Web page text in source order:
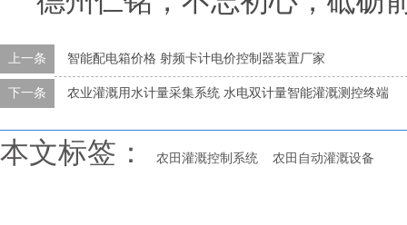
上一条 智能配电箱价格 射频卡计电价控制器装置厂家
下一条 农业灌溉用水计量采集系统 水电双计量智能灌溉测控终端
本文标签： 农田灌溉控制系统 农田自动灌溉设备